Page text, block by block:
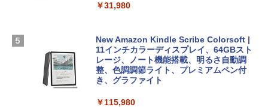
FMV ノートパソコン WE1-K3 (MS 365 P
ersonal/Copilotキー搭載/Win 11/15.6型/
Core i5/16GB/SSD 512GB/ホワイト) FM
VWK3E15W_AZ
￥139,880
ト): Java & Bedrock Edition | オンライ
￥3,600
ェクトリストと最新エミュレータ紹介
￥31,980
New Amazon Kindle Scribe Colorsoft |
11インチカラーディスプレイ、64GBスト
レージ、ノート機能搭載、明るさ自動調
整、色調調節ライト、プレミアムペン付
き、グラファイト
￥115,980